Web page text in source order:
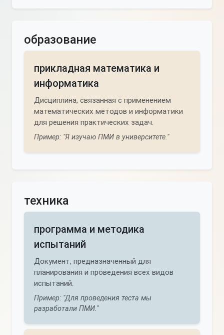
образование
прикладная математика и
информатика
Дисциплина, связанная с применением
математических методов и информатики
для решения практических задач.
Пример: "Я изучаю ПМИ в университете."
техника
программа и методика
испытаний
Документ, предназначенный для
планирования и проведения всех видов
испытаний.
Пример: "Для проведения теста мы
разработали ПМИ."